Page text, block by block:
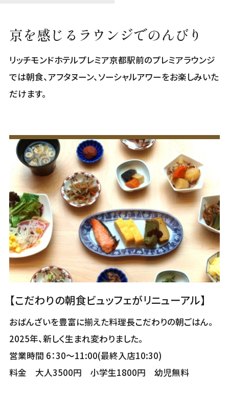
京を感じるラウンジでのんびり
リッチモンドホテルプレミア京都駅前のプレミアラウンジ
では朝食、アフタヌーン、ソーシャルアワーをお楽しみいた
だけます。
【こだわりの朝食ビュッフェがリニューアル】
おばんざいを豊富に揃えた料理長こだわりの朝ごはん。
2025年、新しく生まれ変わりました。
営業時間 6：30～11:00(最終入店10:30)
料金 大人3500円 小学生1800円 幼児無料